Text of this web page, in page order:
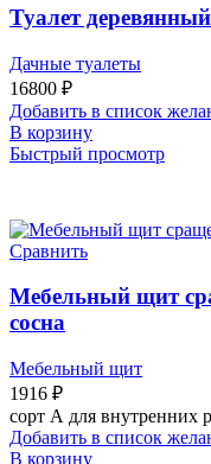
Туалет деревянный
Дачные туалеты
16800 ₽
Добавить в список
В корзину
Быстрый просмотр
Сравнить
Мебельный щит
сосна
Мебельный щит
1916 ₽
сорт А для внутренних
Добавить в список
В корзину